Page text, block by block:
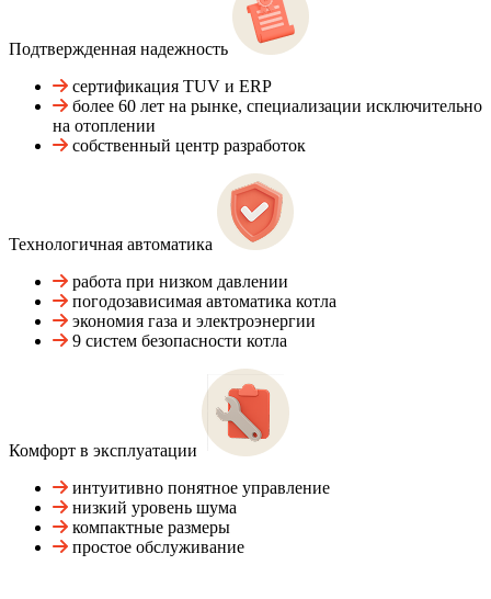
Подтвержденная надежность
сертификация TUV и ERP
более 60 лет на рынке, специализации исключительно
на отоплении
собственный центр разработок
Технологичная автоматика
работа при низком давлении
погодозависимая автоматика котла
экономия газа и электроэнергии
9 систем безопасности котла
Комфорт в эксплуатации
интуитивно понятное управление
низкий уровень шума
компактные размеры
простое обслуживание